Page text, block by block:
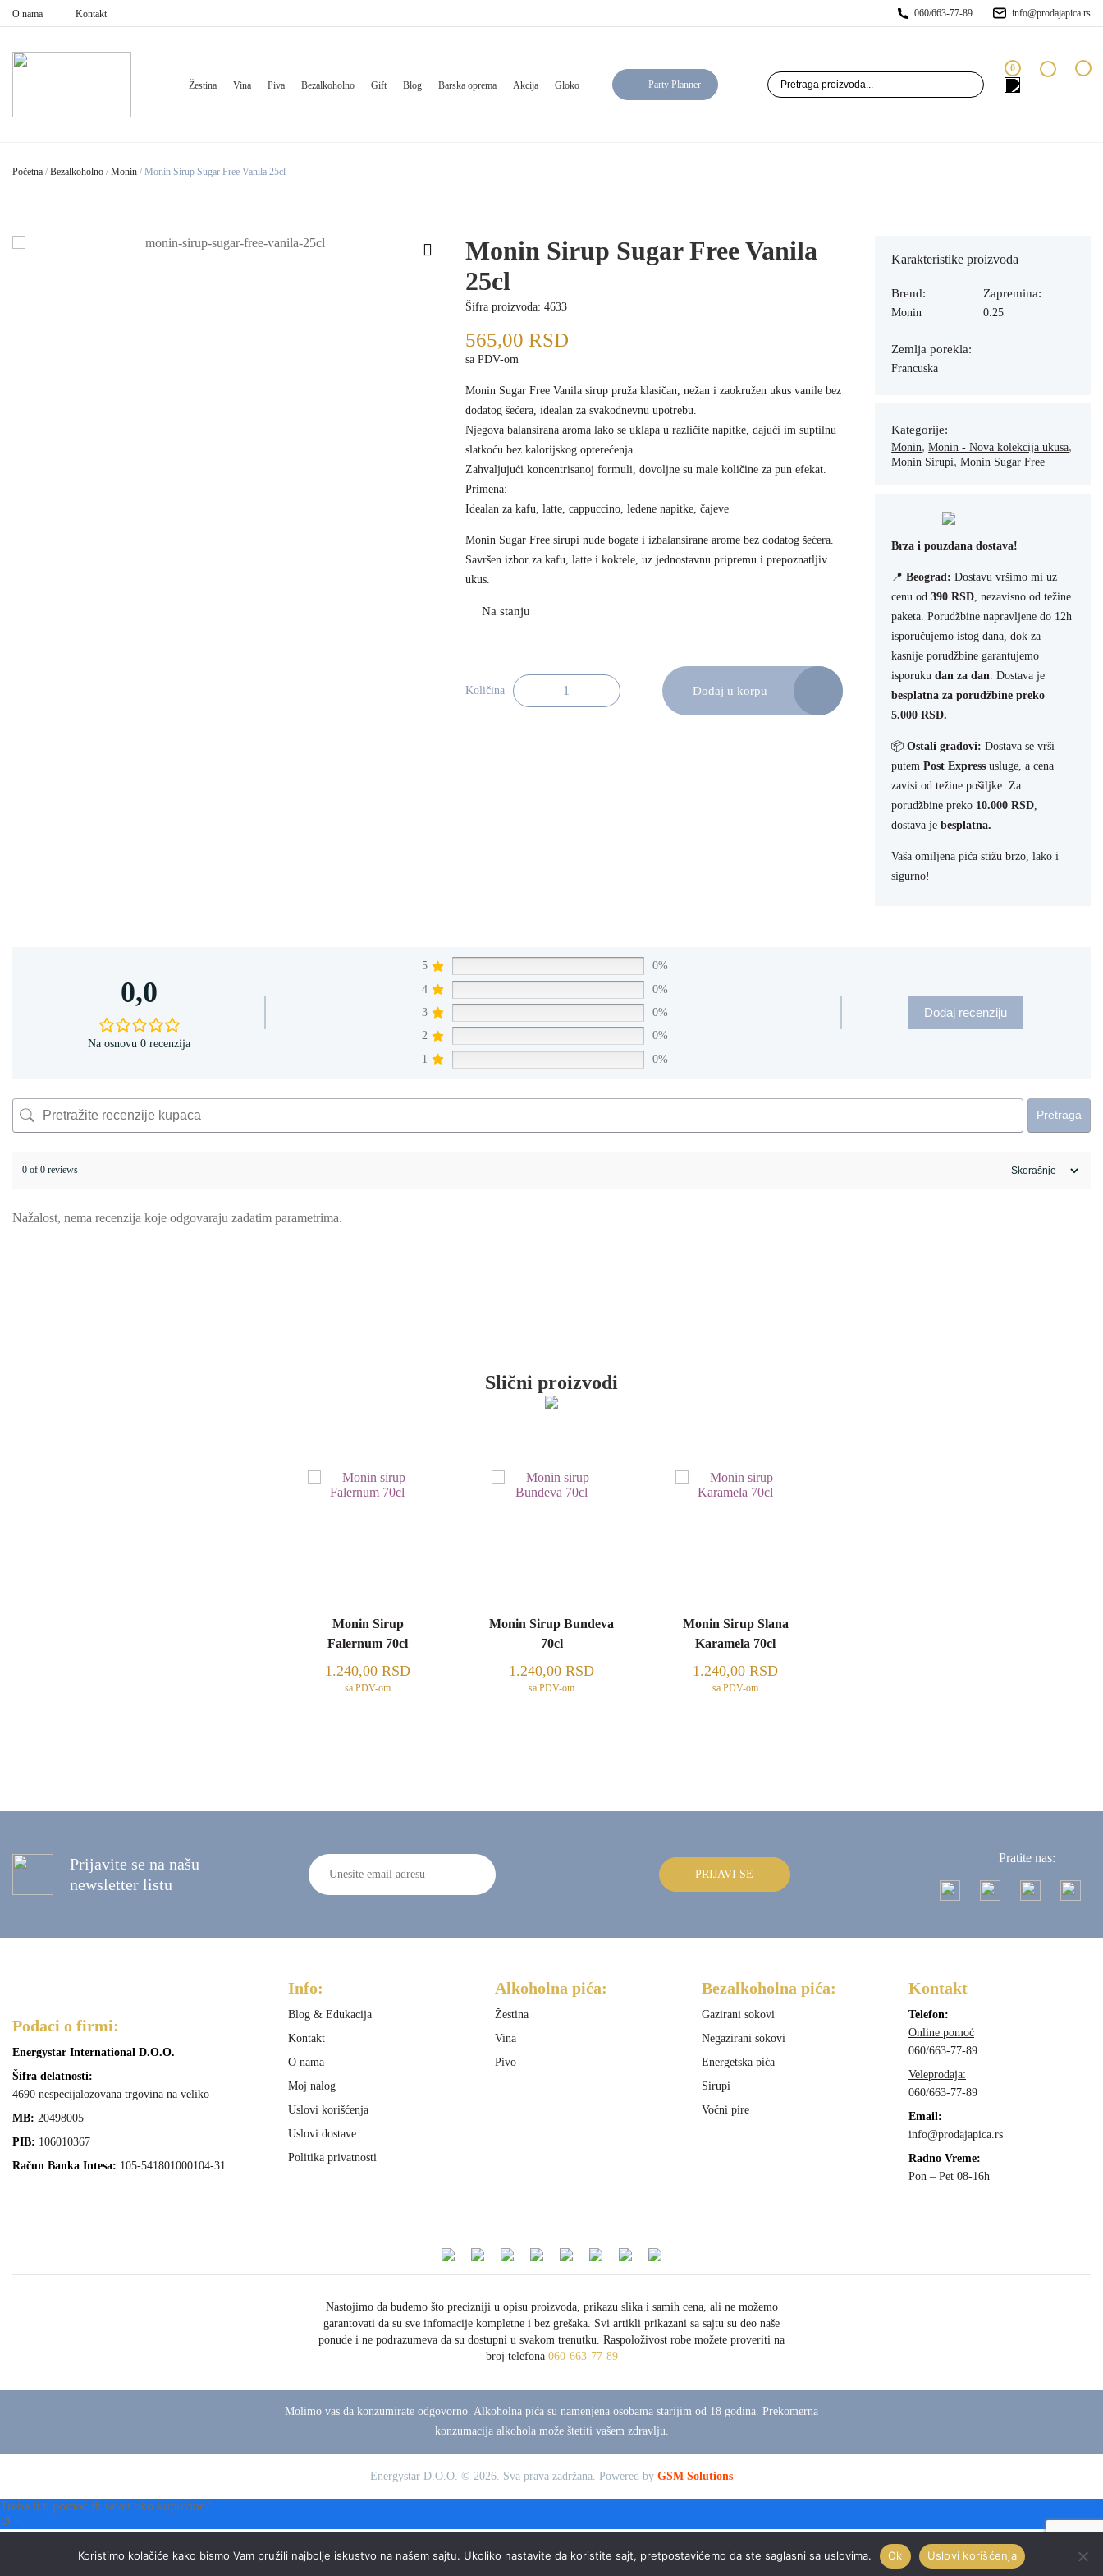
O nama Kontakt 060/663-77-89 info@prodajapica.rs
Žestina Vina Piva Bezalkoholno Gift Blog Barska oprema Akcija Gloko Party Planner
0
Početna / Bezalkoholno / Monin / Monin Sirup Sugar Free Vanila 25cl
Monin Sirup Sugar Free Vanila
25cl
Šifra proizvoda: 4633
565,00 RSD
sa PDV-om
Monin Sugar Free Vanila sirup pruža klasičan, nežan i zaokružen ukus vanile bez
dodatog šećera, idealan za svakodnevnu upotrebu.
Njegova balansirana aroma lako se uklapa u različite napitke, dajući im suptilnu
slatkoću bez kalorijskog opterećenja.
Zahvaljujući koncentrisanoj formuli, dovoljne su male količine za pun efekat.
Primena:
Idealan za kafu, latte, cappuccino, ledene napitke, čajeve
Monin Sugar Free sirupi nude bogate i izbalansirane arome bez dodatog šećera.
Savršen izbor za kafu, latte i koktele, uz jednostavnu pripremu i prepoznatljiv
ukus.
Količina Monin Sirup Sugar Free Vanila 25cl količina
Dodaj u korpu
Karakteristike proizvoda
Brend:
Monin
Zapremina:
0.25
Zemlja porekla:
Francuska
Kategorije:
Monin,Monin - Nova kolekcija ukusa,
Monin Sirupi,Monin Sugar Free
Brza i pouzdana dostava!
📍Beograd: Dostavu vršimo mi uz
cenu od390 RSD, nezavisno od težine
paketa. Porudžbine napravljene do 12h
isporučujemo istog dana, dok za
kasnije porudžbine garantujemo
isporukudan za dan. Dostava je
besplatna za porudžbine preko
5.000 RSD.
📦Ostali gradovi: Dostava se vrši
putemPost Express usluge, a cena
zavisi od težine pošiljke. Za
porudžbine preko 10.000 RSD,
dostava jebesplatna.
Vaša omiljena pića stižu brzo, lako i
sigurno!
0,0
Na osnovu 0 recenzija
5
0%
4
0%
3
0%
2
0%
1
0%
Dodaj recenziju
Pretraga
0 of 0 reviews
Nažalost, nema recenzija koje odgovaraju zadatim parametrima.
Slični proizvodi
Monin Sirup
Falernum 70cl
1.240,00 RSD
sa PDV-om
Monin Sirup Bundeva
70cl
1.240,00 RSD
sa PDV-om
Monin Sirup Slana
Karamela 70cl
1.240,00 RSD
sa PDV-om
Prijavite se na našu
newsletter listu
PRIJAVI SE
Pratite nas:
Podaci o firmi:
Energystar International D.O.O.
Šifra delatnosti:
4690 nespecijalozovana trgovina na veliko
MB: 20498005
PIB: 106010367
Račun Banka Intesa: 105-541801000104-31
Info:
Blog & Edukacija
Kontakt
O nama
Moj nalog
Uslovi korišćenja
Uslovi dostave
Politika privatnosti
Alkoholna pića:
Žestina
Vina
Pivo
Bezalkoholna pića:
Gazirani sokovi
Negazirani sokovi
Energetska pića
Sirupi
Voćni pire
Kontakt
Telefon:
Online pomoć
060/663-77-89
Veleprodaja:
060/663-77-89
Email:
info@prodajapica.rs
Radno Vreme:
Pon – Pet 08-16h
Nastojimo da budemo što precizniji u opisu proizvoda, prikazu slika i samih cena, ali ne možemo
garantovati da su sve infomacije kompletne i bez grešaka. Svi artikli prikazani sa sajtu su deo naše
ponude i ne podrazumeva da su dostupni u svakom trenutku. Raspoloživost robe možete proveriti na
broj telefona 060-663-77-89
Molimo vas da konzumirate odgovorno. Alkoholna pića su namenjena osobama starijim od 18 godina. Prekomerna
konzumacija alkohola može štetiti vašem zdravlju.
Energystar D.O.O. © 2026. Sva prava zadržana. Powered by GSM Solutions
Treba li ti pomoć ili savet oko kupovine?
↺ −
Zdravo! Kako mogu da ti pomognem danas?
Pošalji
Koristimo kolačiće kako bismo Vam pružili najbolje iskustvo na našem sajtu. Ukoliko nastavite da koristite sajt, pretpostavićemo da ste saglasni sa uslovima. Ok Uslovi korišćenja